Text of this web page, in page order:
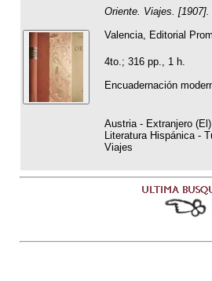
Oriente. Viajes. [1907].
Valencia, Editorial
4to.; 316 pp., 1 h.
Encuadernación
Austria - Extranjero
Literatura Hispánica -
Viajes